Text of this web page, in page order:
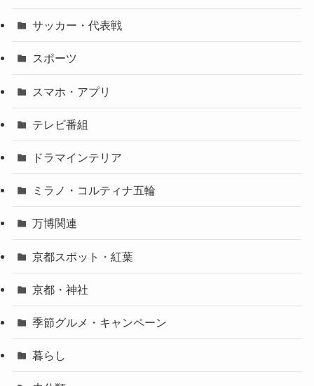
サッカー・代表戦
スポーツ
スマホ・アプリ
テレビ番組
ドラマインテリア
ミラノ・コルティナ五輪
万博関連
京都スポット・紅葉
京都・神社
季節グルメ・キャンペーン
暮らし